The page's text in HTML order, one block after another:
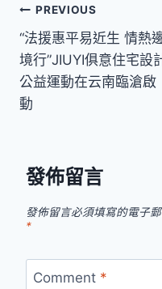
文
章
導
覽
PREVIOUS
“法援惠平易近生 情熱
境行”JIUYI俱意住宅設
公益運動在云南臨滄啟
動
發佈留言
發佈留言必須填寫的電子
*
Comment *